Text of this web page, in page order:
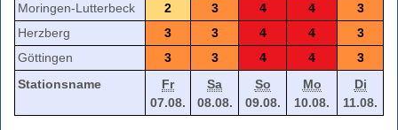
Moringen-Lutterbeck
2 3 4 4
3
Herzberg
3 3 4 4
3
Göttingen
3 3 4 4
3
Stationsname
Fr
07.08.
Sa
08.08.
So
09.08.
Mo
10.08.
Di
11.08.